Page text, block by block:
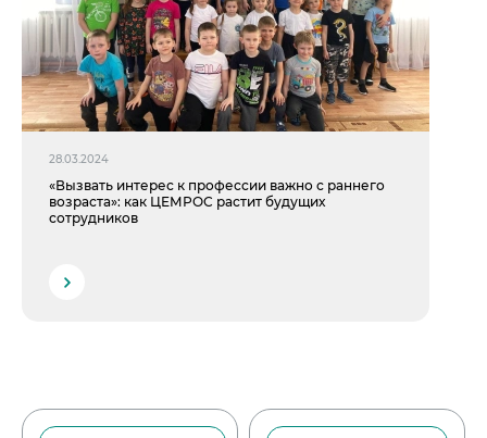
28.03.2024
«Вызвать интерес к профессии важно с раннего
возраста»: как ЦЕМРОС растит будущих
сотрудников